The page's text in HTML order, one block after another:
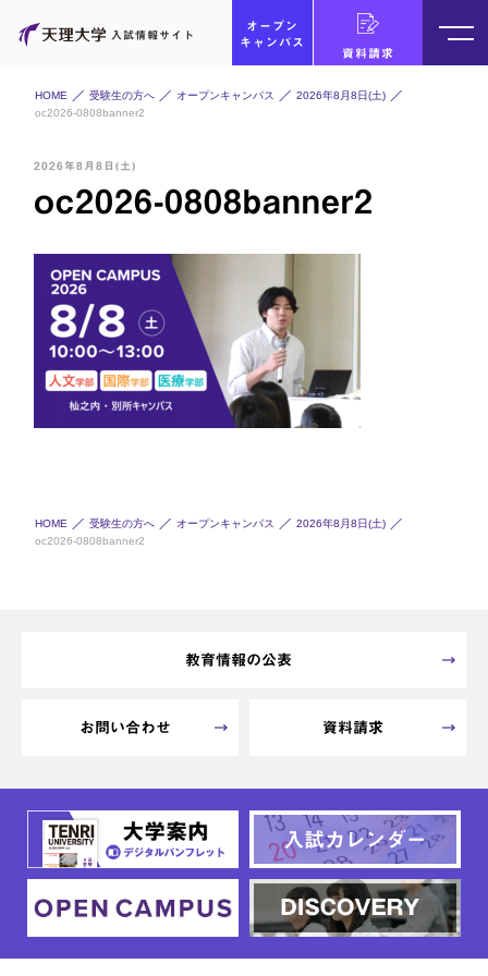
入試情報サイト
オープン
キャンパス
資料請求
HOME 受験生の方へ オープンキャンパス
2026年8月8日(土)
oc2026-0808banner2
2026年8月8日(土)
oc2026-0808banner2
HOME 受験生の方へ オープンキャンパス
2026年8月8日(土)
oc2026-0808banner2
教育情報の公表
お問い合わせ 資料請求